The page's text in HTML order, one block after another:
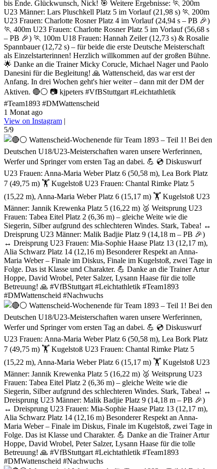
bis Ende. Glückwunsch, Nick! 🎯 Weitere Ergebnisse: 🏃 200m
U23 Männer: Lars Pluschkell Platz 5 im Vorlauf (21,98 s) 🏃 200m
U23 Frauen: Charlotte Rosner Platz 4 im Vorlauf (24,94 s – PB 🎉)
🏃 400m U23 Frauen: Charlotte Rosner Platz 5 im Vorlauf (56,68 s
– PB 🎉) 🏃 100m U18 Frauen: Hannah Zeiler (12,73 s) & Rosalie
Spannbauer (12,72 s) – für beide die erste Deutsche Meisterschaft
als Einzelstarterinnen! Herzlich willkommen auf der großen Bühne.
🌟 Danke an die Trainer Micky Corucle, Michael Nager und Paolo
Danesini für die Begleitung! 🙏 Wattenscheid, das war erst der
Anfang. In drei Wochen geht's hier weiter – dann mit der DM der
Aktiven. 🔴⚪ 📷 kjpeters #VfBStuttgart #Leichtathletik
#Team1893 #DMWattenscheid
1 Monat ago
View on Instagram |
5/9